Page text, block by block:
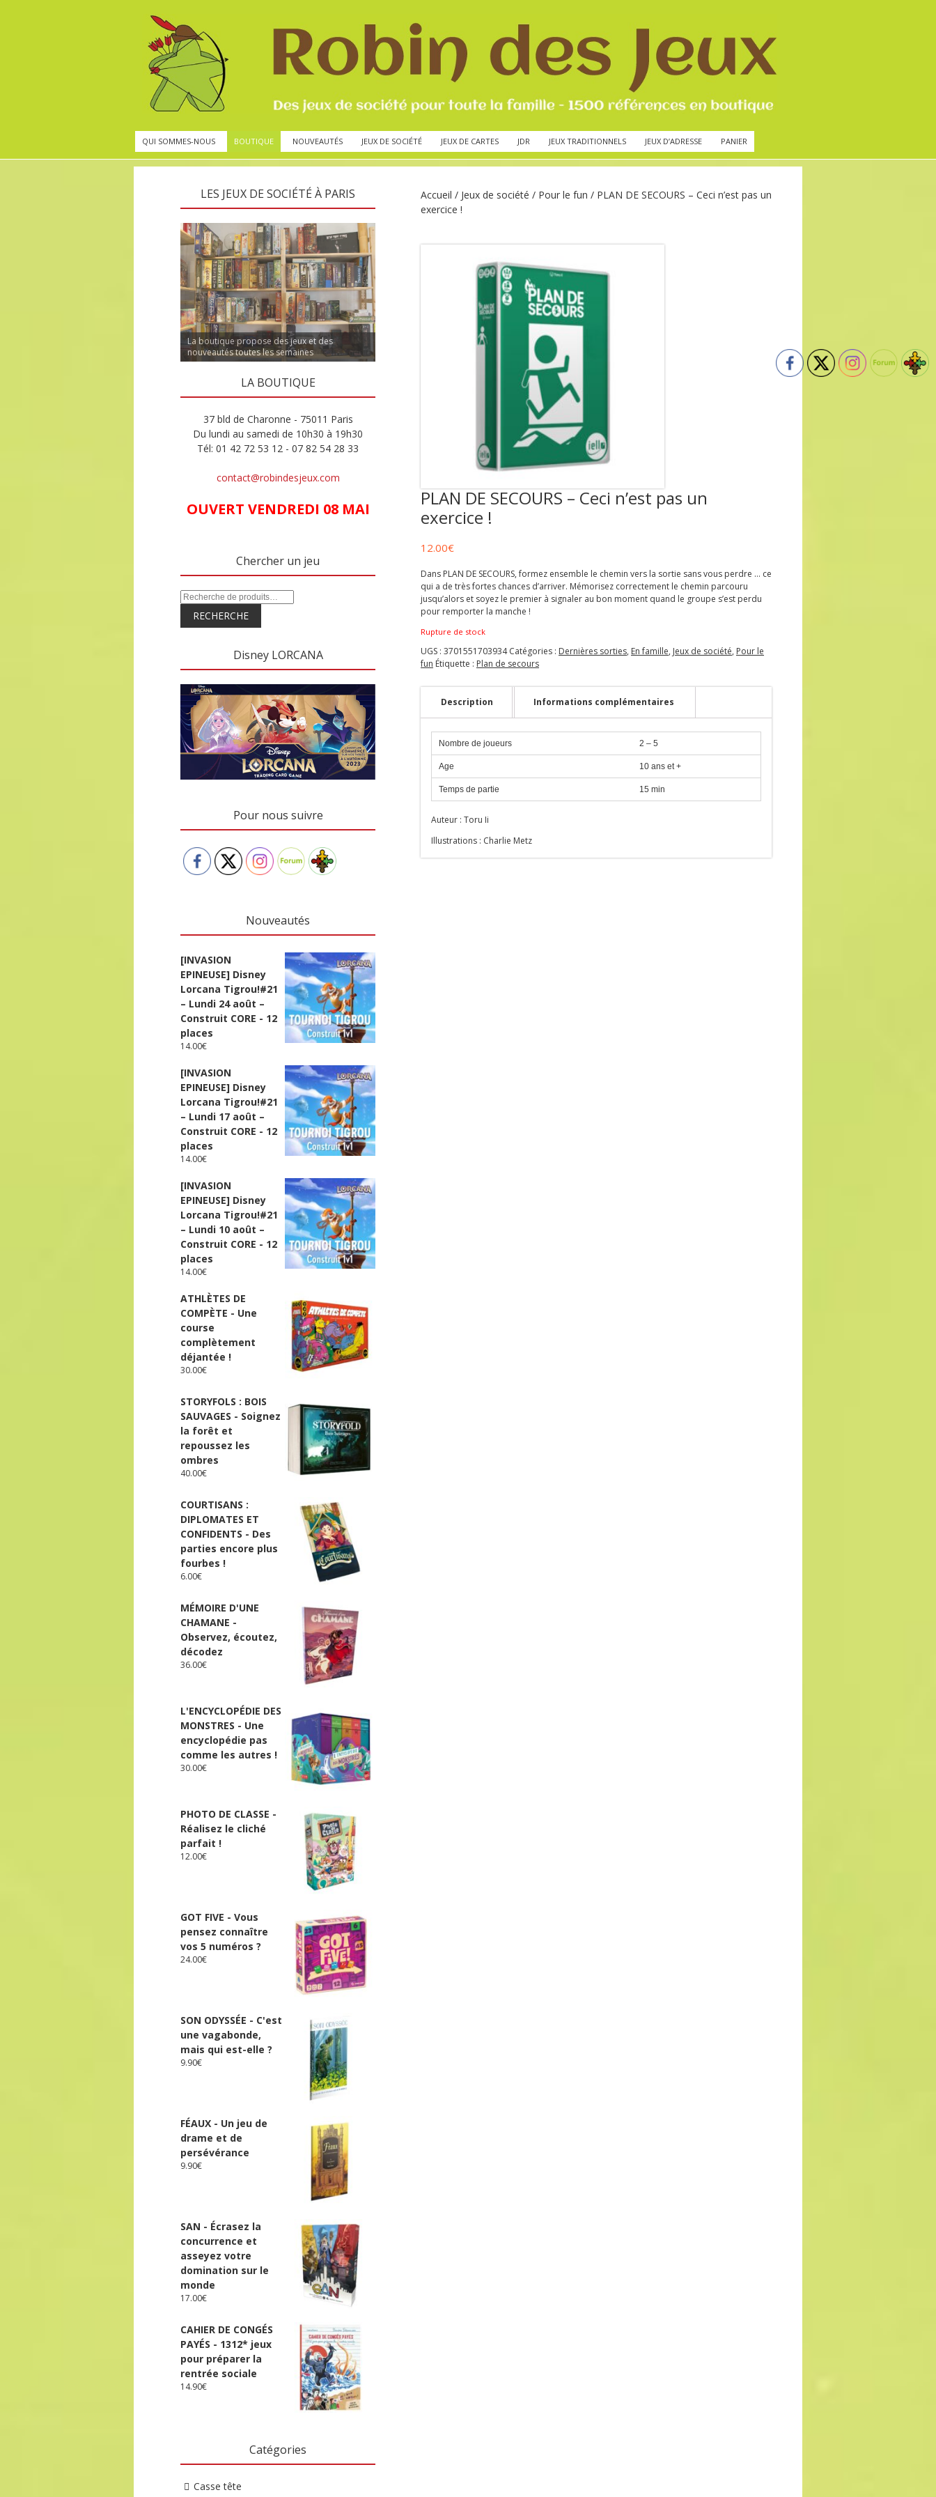
QUI SOMMES-NOUS BOUTIQUE NOUVEAUTÉS JEUX DE SOCIÉTÉ JEUX DE CARTES JDR JEUX TRADITIONNELS JEUX D’ADRESSE PANIER
Accueil / Jeux de société / Pour le fun / PLAN DE SECOURS – Ceci n’est pas un
exercice !
PLAN DE SECOURS – Ceci n’est pas un
exercice !
12.00€
Dans PLAN DE SECOURS, formez ensemble le chemin vers la sortie sans vous perdre … ce
qui a de très fortes chances d’arriver. Mémorisez correctement le chemin parcouru
jusqu’alors et soyez le premier à signaler au bon moment quand le groupe s’est perdu
pour remporter la manche !
Rupture de stock
UGS : 3701551703934 Catégories : Dernières sorties, En famille, Jeux de société, Pour le
fun Étiquette : Plan de secours
Description Informations complémentaires
Nombre de joueurs 2 – 5
Age 10 ans et +
Temps de partie 15 min
Auteur : Toru Ii
Illustrations : Charlie Metz
LES JEUX DE SOCIÉTÉ À PARIS
La boutique propose des jeux et des
nouveautés toutes les semaines
LA BOUTIQUE
37 bld de Charonne - 75011 Paris
Du lundi au samedi de 10h30 à 19h30
Tél: 01 42 72 53 12 - 07 82 54 28 33
contact@robindesjeux.com
OUVERT VENDREDI 08 MAI
Chercher un jeu
RECHERCHE
Disney LORCANA
Pour nous suivre
Nouveautés
[INVASION
EPINEUSE] Disney
Lorcana Tigrou!#21
– Lundi 24 août –
Construit CORE - 12
places
14.00€
[INVASION
EPINEUSE] Disney
Lorcana Tigrou!#21
– Lundi 17 août –
Construit CORE - 12
places
14.00€
[INVASION
EPINEUSE] Disney
Lorcana Tigrou!#21
– Lundi 10 août –
Construit CORE - 12
places
14.00€
ATHLÈTES DE
COMPÈTE - Une
course
complètement
déjantée !
30.00€
STORYFOLS : BOIS
SAUVAGES - Soignez
la forêt et
repoussez les
ombres
40.00€
COURTISANS :
DIPLOMATES ET
CONFIDENTS - Des
parties encore plus
fourbes !
6.00€
MÉMOIRE D'UNE
CHAMANE -
Observez, écoutez,
décodez
36.00€
L'ENCYCLOPÉDIE DES
MONSTRES - Une
encyclopédie pas
comme les autres !
30.00€
PHOTO DE CLASSE -
Réalisez le cliché
parfait !
12.00€
GOT FIVE - Vous
pensez connaître
vos 5 numéros ?
24.00€
SON ODYSSÉE - C'est
une vagabonde,
mais qui est-elle ?
9.90€
FÉAUX - Un jeu de
drame et de
persévérance
9.90€
SAN - Écrasez la
concurrence et
asseyez votre
domination sur le
monde
17.00€
CAHIER DE CONGÉS
PAYÉS - 1312* jeux
pour préparer la
rentrée sociale
14.90€
Catégories
Casse tête